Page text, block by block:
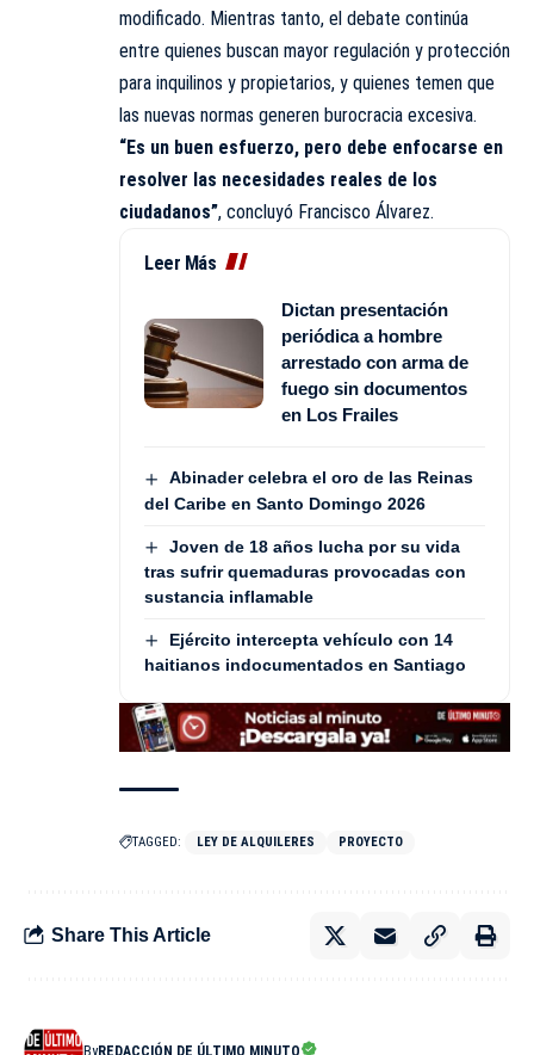
modificado. Mientras tanto, el debate continúa
entre quienes buscan mayor regulación y protección
para inquilinos y propietarios, y quienes temen que
las nuevas normas generen burocracia excesiva.
“Es un buen esfuerzo, pero debe enfocarse en
resolver las necesidades reales de los
ciudadanos”, concluyó Francisco Álvarez.
Leer Más
Dictan presentación
periódica a hombre
arrestado con arma de
fuego sin documentos
en Los Frailes
Abinader celebra el oro de las Reinas
del Caribe en Santo Domingo 2026
Joven de 18 años lucha por su vida
tras sufrir quemaduras provocadas con
sustancia inflamable
Ejército intercepta vehículo con 14
haitianos indocumentados en Santiago
TAGGED: LEY DE ALQUILERES PROYECTO
Share This Article
ByREDACCIÓN DE ÚLTIMO MINUTO